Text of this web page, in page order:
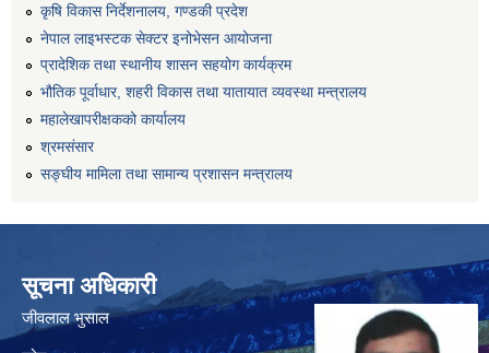
कृषि विकास निर्देशनालय, गण्डकी प्रदेश
नेपाल लाइभस्टक सेक्टर इनोभेसन आयोजना
प्रादेशिक तथा स्थानीय शासन सहयोग कार्यक्रम
भौतिक पूर्वाधार, शहरी विकास तथा यातायात व्यवस्था मन्त्रालय
महालेखापरीक्षकको कार्यालय
श्रमसंसार
सङ्घीय मामिला तथा सामान्य प्रशासन मन्त्रालय
सूचना अधिकारी
जीवलाल भुसाल